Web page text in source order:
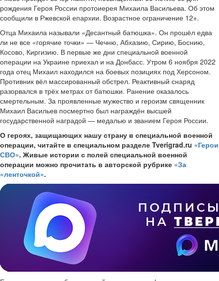
рождения Героя России протоиерея Михаила Васильева. Об этом
сообщили в Ржевской епархии. Возрастное ограничение 12+.
Отца Михаила называли «Десантный батюшка». Он прошёл едва
ли не все «горячие точки» — Чечню, Абхазию, Сирию, Боснию,
Косово, Киргизию. В первые же дни специальной военной
операции на Украине приехал и на Донбасс. Утром 6 ноября 2022
года отец Михаил находился на боевых позициях под Херсоном.
Противник вёл массированный обстрел. Реактивный снаряд
разорвался в трёх метрах от батюшки. Ранение оказалось
смертельным. За проявленные мужество и героизм священник
Михаил Васильев посмертно был награждён высшей
государственной наградой — медалью и званием Героя России.
О героях, защищающих нашу страну в специальной военной
операции, читайте в специальном разделе Tverigrad.ru «Герои
СВО». Живые истории с полей специальной военной
операции можно прочитать в авторской рубрике «За
«ленточкой».